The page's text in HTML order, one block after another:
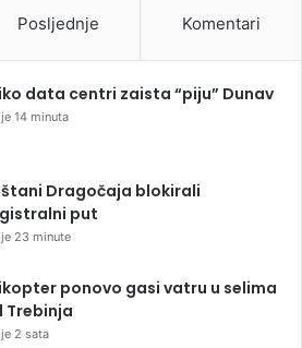
Posljednje Komentari
data centri zaista “piju” Dunav
14 minuta
Dragočaja blokirali
put
23 minute
ponovo gasi vatru u selima
Trebinja
2 sata